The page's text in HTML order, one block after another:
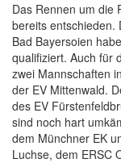
Das Rennen um die
bereits entschieden.
Bad Bayersoien
qualifiziert. Auch für
zwei Mannschaften
der EV Mittenwald.
des EV
sind noch hart
dem Münchner EK
Luchse, dem ERSC